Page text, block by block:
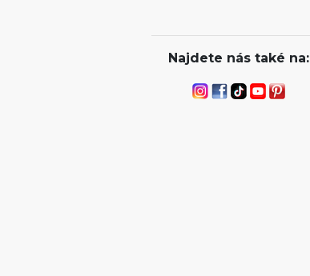
Najdete nás také na: